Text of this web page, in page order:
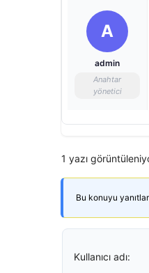
A
admin
Anahtar
yönetici
1 yazı
Bu konuyu
Kullanıcı adı: